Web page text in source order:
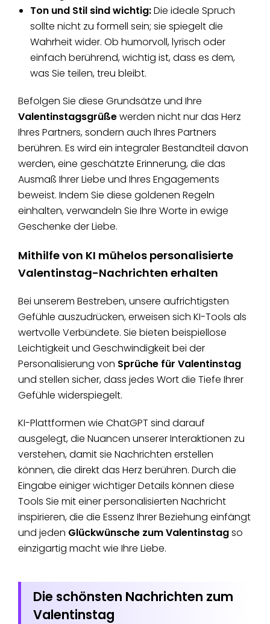
Ton und Stil sind wichtig:Die ideale Spruch
sollte nicht zu formell sein; sie spiegelt die
Wahrheit wider. Ob humorvoll, lyrisch oder
einfach berührend, wichtig ist, dass es dem,
was Sie teilen, treu bleibt.
Befolgen Sie diese Grundsätze und Ihre
Valentinstagsgrüßewerden nicht nur das Herz
Ihres Partners, sondern auch Ihres Partners
berühren. Es wird ein integraler Bestandteil davon
werden, eine geschätzte Erinnerung, die das
Ausmaß Ihrer Liebe und Ihres Engagements
beweist. Indem Sie diese goldenen Regeln
einhalten, verwandeln Sie Ihre Worte in ewige
Geschenke der Liebe.
Mithilfe von KI mühelos personalisierte
Valentinstag-Nachrichten erhalten
Bei unserem Bestreben, unsere aufrichtigsten
Gefühle auszudrücken, erweisen sich KI-Tools als
wertvolle Verbündete. Sie bieten beispiellose
Leichtigkeit und Geschwindigkeit bei der
Personalisierung von Sprüche für Valentinstag
und stellen sicher, dass jedes Wort die Tiefe Ihrer
Gefühle widerspiegelt.
KI-Plattformen wie ChatGPT sind darauf
ausgelegt, die Nuancen unserer Interaktionen zu
verstehen, damit sie Nachrichten erstellen
können, die direkt das Herz berühren. Durch die
Eingabe einiger wichtiger Details können diese
Tools Sie mit einer personalisierten Nachricht
inspirieren, die die Essenz Ihrer Beziehung einfängt
und jeden Glückwünsche zum Valentinstagso
einzigartig macht wie Ihre Liebe.
Die schönsten Nachrichten zum
Valentinstag